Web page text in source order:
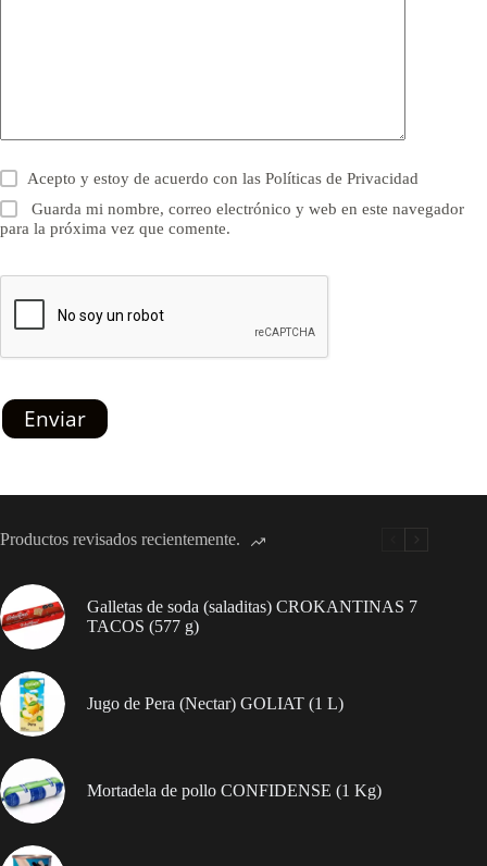
Acepto y estoy de acuerdo con lasPolíticas de Privacidad
Guarda mi nombre, correo electrónico y web en este navegador
para la próxima vez que comente.
Enviar
Productos revisados recientemente.
Galletas de soda (saladitas) CROKANTINAS 7
TACOS (577 g)
Jugo de Pera (Nectar) GOLIAT (1 L)
Mortadela de pollo CONFIDENSE (1 Kg)